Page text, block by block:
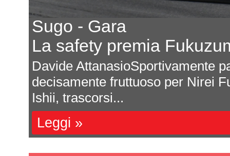
Porsche conferma
E osserva il
Michele Montesano Porsche ha
programma ufficiale nel
SportsCar Championship no...
Leggi »